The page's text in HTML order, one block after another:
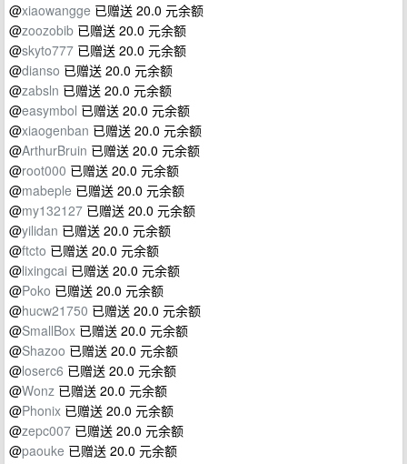
@xiaowangge 已赠送 20.0 元余额
@zoozobib 已赠送 20.0 元余额
@skyto777 已赠送 20.0 元余额
@dianso 已赠送 20.0 元余额
@zabsln 已赠送 20.0 元余额
@easymbol 已赠送 20.0 元余额
@xiaogenban 已赠送 20.0 元余额
@ArthurBruin 已赠送 20.0 元余额
@root000 已赠送 20.0 元余额
@mabeple 已赠送 20.0 元余额
@my132127 已赠送 20.0 元余额
@yilidan 已赠送 20.0 元余额
@ftcto 已赠送 20.0 元余额
@lixingcai 已赠送 20.0 元余额
@Poko 已赠送 20.0 元余额
@hucw21750 已赠送 20.0 元余额
@SmallBox 已赠送 20.0 元余额
@Shazoo 已赠送 20.0 元余额
@loserc6 已赠送 20.0 元余额
@Wonz 已赠送 20.0 元余额
@Phonix 已赠送 20.0 元余额
@zepc007 已赠送 20.0 元余额
@paouke 已赠送 20.0 元余额